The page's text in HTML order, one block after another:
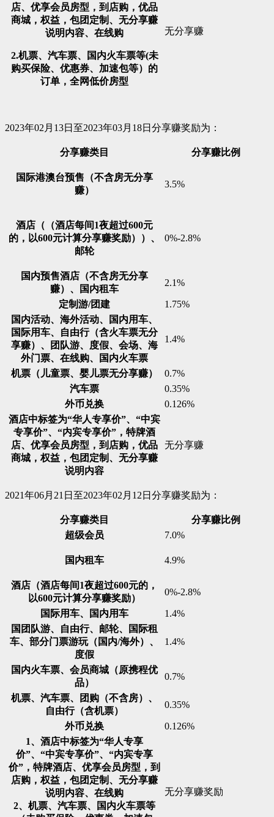
店、优享会员房型，到店购，优品
商城，权益，包团定制、无分享赚
说明内容、在线购
2.机票、汽车票、国内火车票等(未
购买保险、优惠券、加速包等）的
订单，全网低价房型
无分享赚
2023年02月13日至2023年03月18日分享赚奖励为：
分享赚类目 分享赚比例
国际港澳台预售（不含房无分享
赚）
3.5%
酒店（（酒店每间1夜超过600元
的，以600元计算分享赚奖励））、
邮轮
0%-2.8%
国内预售酒店（不含房无分享
赚）、国内租车
2.1%
定制游/团建
1.75%
国内活动、海外活动、国内用车、
国际用车、自由行（含火车票无分
享赚）、团队游、度假、会场、海
外门票、在线购、国内火车票
1.4%
机票（儿童票、婴儿票无分享赚）
0.7%
汽车票
0.35%
外币兑换
0.126%
酒店中标签为“华人专享价”、“中宾
专享价”、“内宾专享价”，特牌酒
店、优享会员房型，到店购，优品
商城，权益，包团定制、无分享赚
说明内容
无分享赚
2021年06月21日至2023年02月12日分享赚奖励为：
分享赚类目
分享赚比例
超级会员
7.0%
国内租车 4.9%
酒店（酒店每间1夜超过600元的，
以600元计算分享赚奖励）
0%-2.8%
国际用车、国内用车
1.4%
国团队游、自由行、邮轮、国际租
车、部分门票游玩（国内/海外）、
度假
1.4%
国内火车票、会员商城（原携程优
品）
0.7%
机票、汽车票、团购（不含房）、
自由行（含机票）
0.35%
外币兑换
0.126%
1、酒店中标签为“华人专享
价”、“中宾专享价”、“内宾专享
价”，特牌酒店、优享会员房型，到
店购，权益，包团定制、无分享赚
说明内容、在线购
2、机票、汽车票、国内火车票等
无分享赚奖励